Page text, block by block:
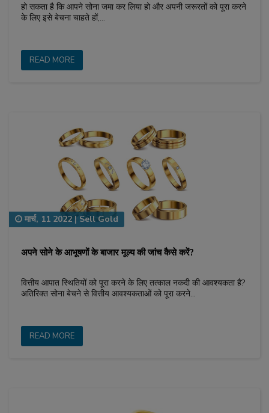
हो सकता है कि आपने सोना जमा कर लिया हो और अपनी जरूरतों को पूरा करने
के लिए इसे बेचना चाहते हों,…
READ MORE
अपने सोने के आभूषणों के बाजार मूल्य की जांच कैसे करें?
मार्च, 11 2022 | Sell Gold
वित्तीय आपात स्थितियों को पूरा करने के लिए तत्काल नकदी की आवश्यकता है?
अतिरिक्त सोना बेचने से वित्तीय आवश्यकताओं को पूरा करने…
READ MORE